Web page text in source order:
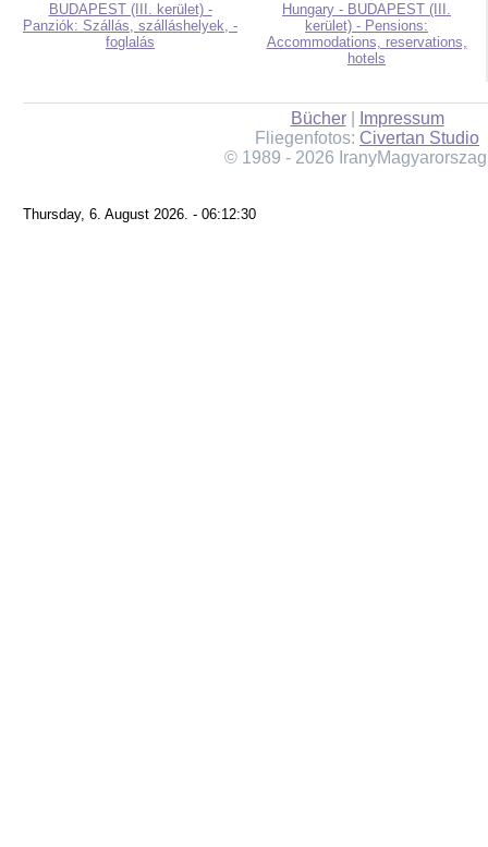
BUDAPEST (III. kerület) -
Panziók: Szállás, szálláshelyek, -
foglalás
Hungary - BUDAPEST (III.
kerület) - Pensions:
Accommodations, reservations,
hotels
Bücher|
Impressum
Fliegenfotos: Civertan Studio
© 1989 - 2026
Thursday, 6. August 2026. - 06:12:30